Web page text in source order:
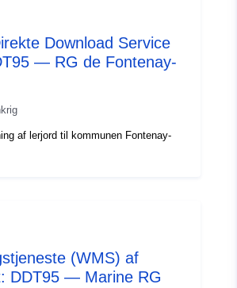
Download Service
— RG de Fontenay-
af lerjord til kommunen Fontenay-
(WMS) af
DDT95 — Marine RG